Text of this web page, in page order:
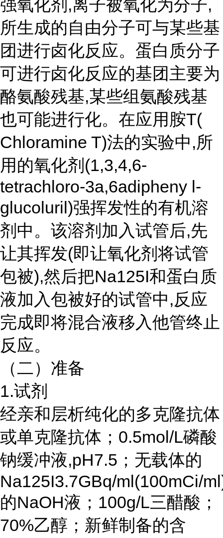
强氧化剂,离子被氧化为分子,
所生成的自由分子可与某些基
团进行卤化反应。蛋白质分子
可进行卤化反应的基团主要为
酪氨酸残基,某些组氨酸残基
也可能进行化。在应用胺T(
Chloramine T)法的实验中,所
用的氧化剂(1,3,4,6-
tetrachloro-3a,6adipheny l-
glucoluril)强挥发性的有机溶
剂中。该溶剂加入试管后,先
让其挥发(即让氧化剂将试管
包被),然后把Na125I和蛋白质
液加入包被好的试管中,反应
完成即将混合液移入他管终止
反应。
（二）准备
1.试剂
经亲和层析纯化的多克隆抗体
或单克隆抗体； 0.5mol/L磷酸
钠缓冲液,pH7.5；无载体的
Na125I3.7GBq/ml(100mCi/
的NaOH液；100g/L三醋酸；
70%乙醇；新鲜制备的含